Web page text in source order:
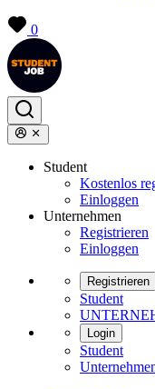
0
Student
Kostenlos
Einloggen
Unternehmen
Registrieren
Einloggen
Registrieren
Student
Login
Student